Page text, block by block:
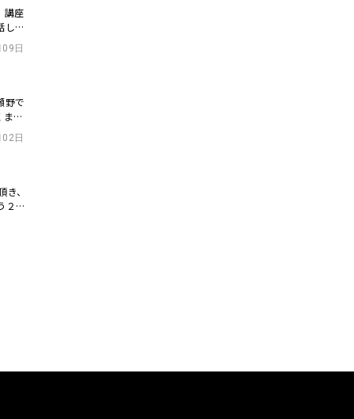
講座
しを
日
野で
で
日
、
２側